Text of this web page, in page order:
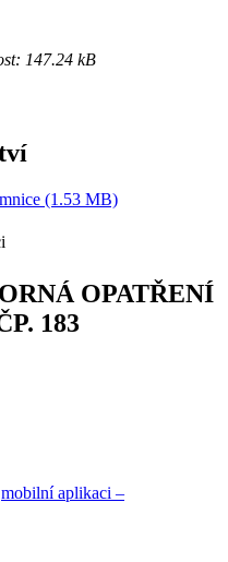
147.24 kB
(1.53 MB)
OPATŘENÍ
183
mobilní aplikaci –